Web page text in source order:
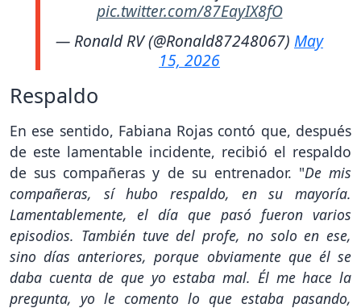
pic.twitter.com/87EayIX8fO
— Ronald RV (@Ronald87248067) May
15, 2026
Respaldo
En ese sentido, Fabiana Rojas contó que, después
de este lamentable incidente, recibió el respaldo
de sus compañeras y de su entrenador. "De mis
compañeras, sí hubo respaldo, en su mayoría.
Lamentablemente, el día que pasó fueron varios
episodios. También tuve del profe, no solo en ese,
sino días anteriores, porque obviamente que él se
daba cuenta de que yo estaba mal. Él me hace la
pregunta, yo le comento lo que estaba pasando,